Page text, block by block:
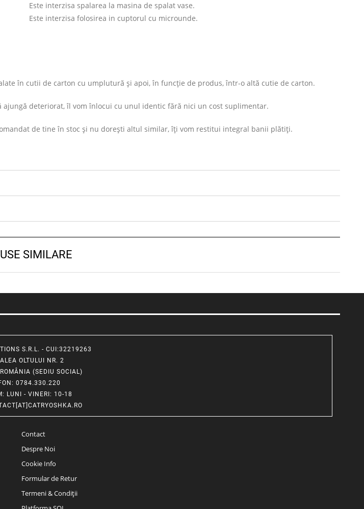
Este interzisa spalarea la masina de spalat vase.
Este interzisa folosirea in cuptorul cu microunde.
în cutii de carton cu umplutură și apoi, în funcție de produs, într-o altă cutie de carton.
ajungă deteriorat, îl vom înlocui cu unul identic fără nici un cost suplimentar.
de tine în stoc și nu dorești altul similar, îți vom restitui integral banii plătiți.
SIMILARE
S.R.L. - CUI:32219263
OLTULUI NR. 2
(SEDIU SOCIAL)
: 0784.330.220
: LUNI - VINERI: 10-18
Contact
Despre Noi
Cookie Info
Formular de Retur
Termeni & Condiții